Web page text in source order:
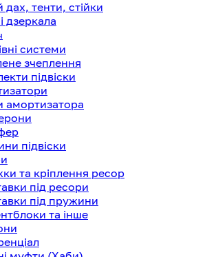
тенти, стійки
дзеркала
системи
зчеплення
підвіски
амортизатора
підвіски
та кріплення ресор
під ресори
під пружини
та інше